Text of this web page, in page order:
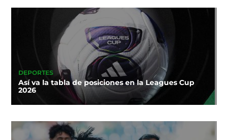
DEPORTES
Así va la tabla de posiciones en la Leagues Cup
2026